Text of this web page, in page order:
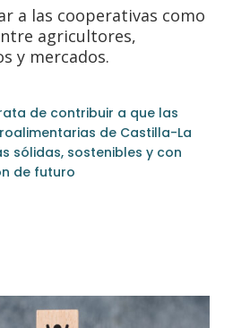
a las cooperativas como
agricultores,
y mercados.
de contribuir a que las
de Castilla-La
sólidas, sostenibles y con
de futuro